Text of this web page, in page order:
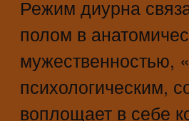
Режим диурна
полом в
мужественностью,
психологическим,
воплощает в себе